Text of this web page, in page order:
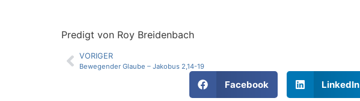
Predigt von Roy Breidenbach
VORIGER
Bewegender Glaube – Jakobus 2,14-19
Facebook LinkedIn